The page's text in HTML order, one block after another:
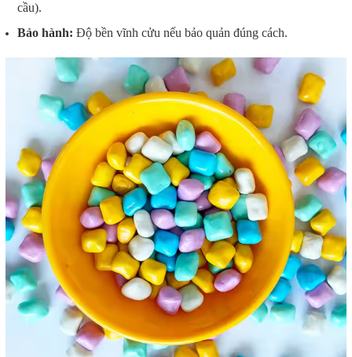
cầu).
Bảo hành: Độ bền vĩnh cửu nếu bảo quản đúng cách.